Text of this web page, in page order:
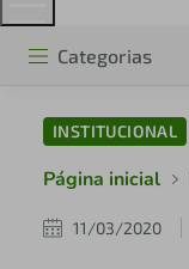
Categorias
INSTITUCIONAL
Página inicial
11/03/2020